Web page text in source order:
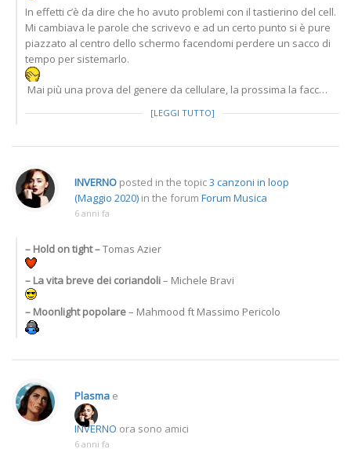
In effetti c’è da dire che ho avuto problemi con il tastierino del cell.
Mi cambiava le parole che scrivevo e ad un certo punto si è pure
piazzato al centro dello schermo facendomi perdere un sacco di
tempo per sistemarlo.
Mai più una prova del genere da cellulare, la prossima la facc…
[LEGGI TUTTO]
INVERNO posted in the topic3 canzoni in loop
(Maggio 2020) in the forum Forum Musica
6 anni fa
– Hold on tight –Tomas Azier
– La vita breve dei coriandoli– Michele Bravi
– Moonlight popolare– Mahmood ft Massimo Pericolo
Plasma e
INVERNO ora sono amici
6 anni fa